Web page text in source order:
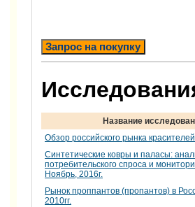
Запрос на покупку
Название
Обзор российского рынка красителей
Синтетические ковры и паласы:
потребительского спроса и
Ноябрь, 2016г.
Рынок проппантов (пропантов) в
2010гг.